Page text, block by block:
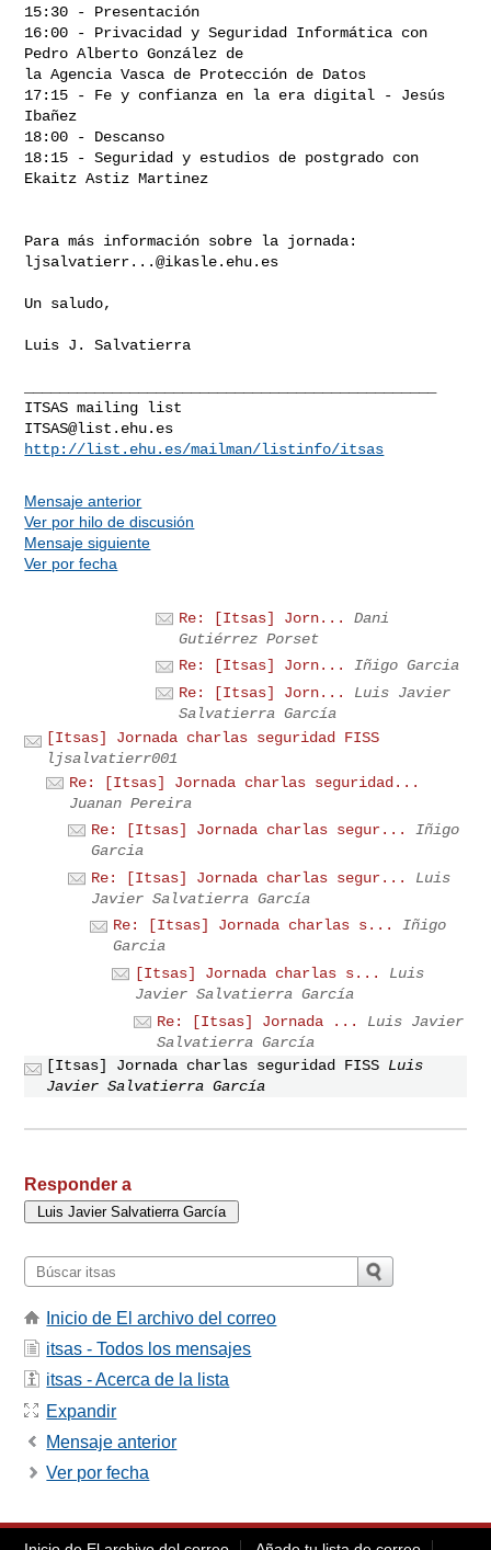
15:30 - Presentación
16:00 - Privacidad y Seguridad Informática con
Pedro Alberto González de
la Agencia Vasca de Protección de Datos
17:15 - Fe y confianza en la era digital - Jesús
Ibañez
18:00 - Descanso
18:15 - Seguridad y estudios de postgrado con
Ekaitz Astiz Martinez
ljsalvatierr...@ikasle.ehu.es
Un saludo,
Luis J. Salvatierra
ITSAS@list.ehu.es
http://list.ehu.es/mailman/listinfo/itsas
Mensaje anterior
Ver por hilo de discusión
Mensaje siguiente
Ver por fecha
Re: [Itsas] Jorn...
Dani
Gutiérrez Porset
Re: [Itsas] Jorn...
Iñigo Garcia
Re: [Itsas] Jorn...
Luis Javier
Salvatierra García
[Itsas] Jornada charlas seguridad FISS
ljsalvatierr001
Re: [Itsas] Jornada charlas seguridad...
Juanan Pereira
Re: [Itsas] Jornada charlas segur...
Iñigo
Garcia
Re: [Itsas] Jornada charlas segur...
Luis
Javier Salvatierra García
Re: [Itsas] Jornada charlas s...
Iñigo
Garcia
[Itsas] Jornada charlas s...
Luis
Javier Salvatierra García
Re: [Itsas] Jornada ...
Luis Javier
Salvatierra García
[Itsas] Jornada charlas seguridad FISS Luis
Javier Salvatierra García
Responder a
Inicio de El archivo del correo
itsas - Todos los mensajes
itsas - Acerca de la lista
Expandir
Mensaje anterior
Ver por fecha